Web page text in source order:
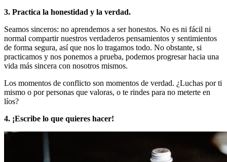
3. Practica la honestidad y la verdad.
Seamos sinceros: no aprendemos a ser honestos. No es ni fácil ni
normal compartir nuestros verdaderos pensamientos y sentimientos
de forma segura, así que nos lo tragamos todo. No obstante, si
practicamos y nos ponemos a prueba, podemos progresar hacia una
vida más sincera con nosotros mismos.
Los momentos de conflicto son momentos de verdad. ¿Luchas por ti
mismo o por personas que valoras, o te rindes para no meterte en
líos?
4. ¡Escribe lo que quieres hacer!